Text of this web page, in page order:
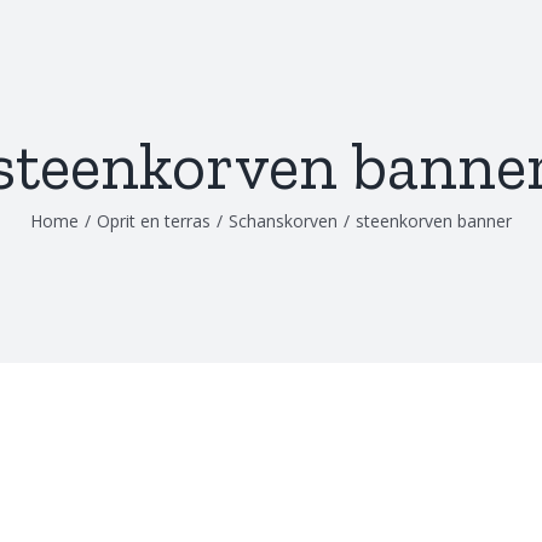
Home / Oprit en terras / Schanskorven / steenkorven banner